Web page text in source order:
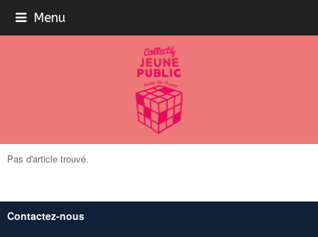
Menu
Pas d'article trouvé.
Contactez-nous